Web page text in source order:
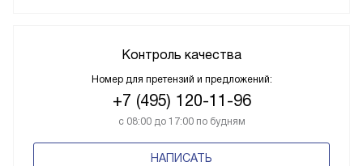
Контроль качества
Номер для претензий и предложений:
+7 (495) 120-11-96
с 08:00 до 17:00 по будням
НАПИСАТЬ